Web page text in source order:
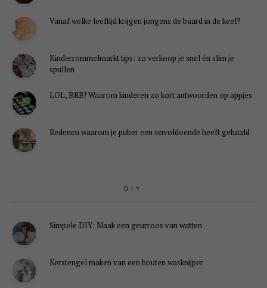
Vanaf welke leeftijd krijgen jongens de baard in de keel?
Kinderrommelmarkt tips: zo verkoop je snel én slim je
spullen
LOL, BRB! Waarom kinderen zo kort antwoorden op appjes
Redenen waarom je puber een onvoldoende heeft gehaald
DIY
Simpele DIY: Maak een geurroos van watten
Kerstengel maken van een houten wasknijper